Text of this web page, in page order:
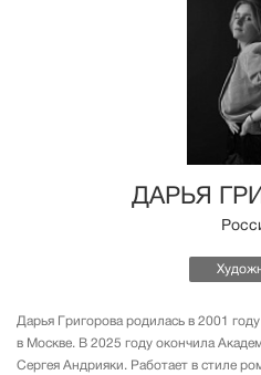
ДАРЬЯ
Дарья Григорова родилась в 2001
в Москве. В 2025 году окончила
Сергея Андрияки. Работает в стиле